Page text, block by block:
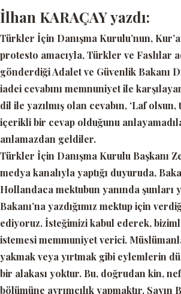
İlhan KARAÇAY yazdı:
Türkler İçin Danışma Kurulu’nun,
protesto amacıyla, Türkler ve Faslılar
gönderdiği Adalet ve Güvenlik Bakanı
iadei cevabını memnuniyet ile
dil ile yazılmış olan cevabın, ‘Laf olsun,
içerikli bir cevap olduğunu
anlamazdan geldiler.
Türkler İçin Danışma Kurulu Başkanı
medya kanalıyla yaptığı duyuruda,
Hollandaca mektubun yanında şunları
Bakanı’na yazdığımız mektup için
ediyoruz. İsteğimizi kabul ederek,
istemesi memmuniyet verici.
yakmak veya yırtmak gibi eylemlerin
bir alakası yoktur. Bu, doğrudan kin,
bölümüne ayrımcılık yapmaktır. Sayın